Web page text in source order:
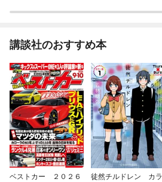
講談社のおすすめ本
ベストカー ２０２６
徒然チルドレン カラ